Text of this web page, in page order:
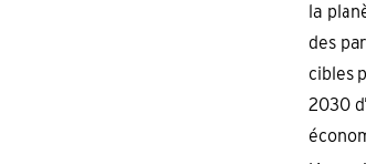
la
des
cibles
2030